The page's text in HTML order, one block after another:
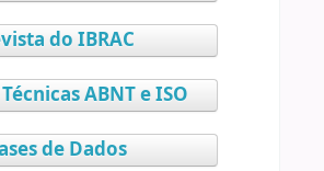
do IBRAC
ABNT e ISO
de Dados